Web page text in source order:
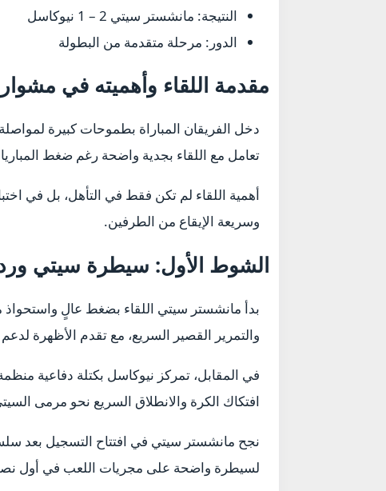
النتيجة: مانشستر سيتي 2 – 1 نيوكاسل
الدور: مرحلة متقدمة من البطولة
مقدمة اللقاء وأهميته في
دخل الفريقان المباراة بطموحات كبيرة
تعامل مع اللقاء بجدية واضحة رغم ضغط
أهمية اللقاء لم تكن فقط في التأهل، بل في
وسريعة الإيقاع من الطرفين.
الشوط الأول: سيطرة سيتي
بدأ مانشستر سيتي اللقاء بضغط عالٍ
والتمرير القصير السريع، مع تقدم الأظهرة
في المقابل، تمركز نيوكاسل بكتلة دفاعية
افتكاك الكرة والانطلاق السريع نحو مرمى
نجح مانشستر سيتي في افتتاح التسجيل بعد
لسيطرة واضحة على مجريات اللعب في أول